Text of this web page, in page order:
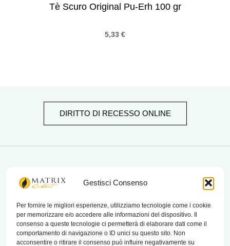
Gestisci Consenso
Per fornire le migliori esperienze, utilizziamo tecnologie come i cookie
per memorizzare e/o accedere alle informazioni del dispositivo. Il
consenso a queste tecnologie ci permetterà di elaborare dati come il
comportamento di navigazione o ID unici su questo sito. Non
acconsentire o ritirare il consenso può influire negativamente su
Tè Scuro Original Pu-Erh 100 gr
5,33 €
DIRITTO DI RECESSO ONLINE
matrix bistrot
Chi Siamo
Contatti